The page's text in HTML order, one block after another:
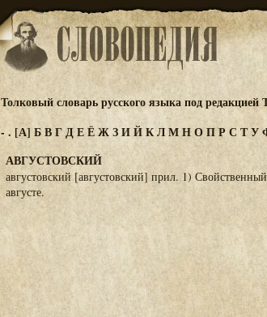
Толковый словарь русского языка под
-. [А] БВГДЕЁЖЗИЙКЛМНОПР С ТУ
АВГУСТОВСКИЙ
августовский [августовский] прил. 1)
августе.